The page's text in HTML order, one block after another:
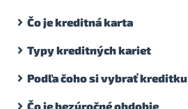
Čo je kreditná karta
Typy kreditných kariet
Podľa čoho si vybrať kreditku
Čo je bezúročné obdobie